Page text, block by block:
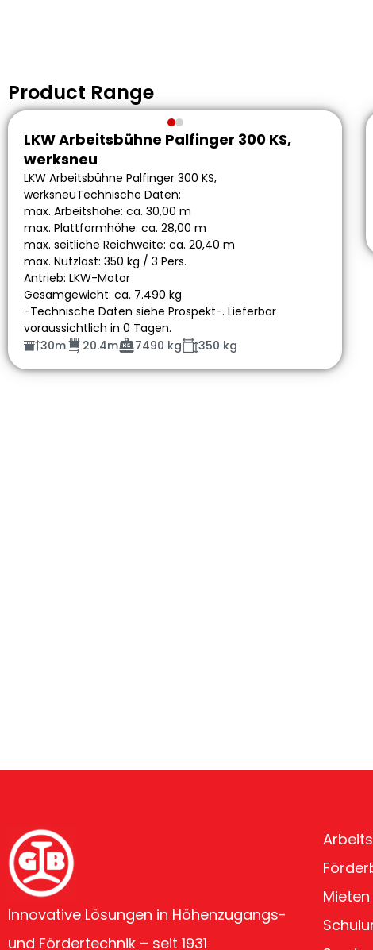
Product Range
LKW Arbeitsbühne Palfinger 300 KS,
werksneu
LKW Arbeitsbühne Palfinger 300 KS,
werksneuTechnische Daten:
max. Arbeitshöhe: ca. 30,00 m
max. Plattformhöhe: ca. 28,00 m
max. seitliche Reichweite: ca. 20,40 m
max. Nutzlast: 350 kg / 3 Pers.
Antrieb: LKW-Motor
Gesamgewicht: ca. 7.490 kg
-Technische Daten siehe Prospekt-. Lieferbar
voraussichtlich in 0 Tagen.
30m
20.4m 7490 kg 350 kg
Innovative Lösungen in Höhenzugangs-
und Fördertechnik – seit 1931
Mieten